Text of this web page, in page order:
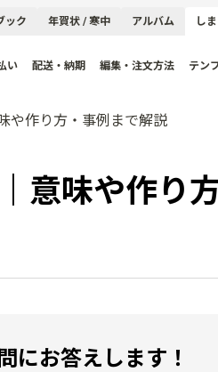
ック 年賀状 / 寒中 アルバム し
い 配送・納期 編集・注文方法 テン
や作り方・事例まで解説
意味や作り
にお答えします！